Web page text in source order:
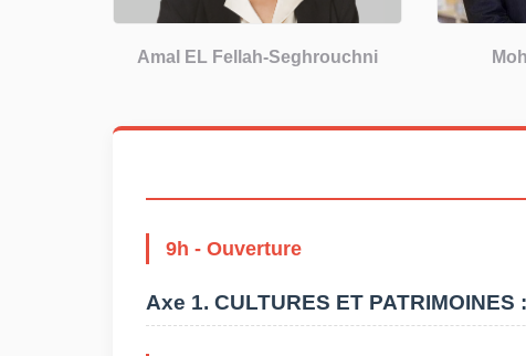
Amal EL Fellah-Seghrouchni
9h - Ouverture
Axe 1. CULTURES ET